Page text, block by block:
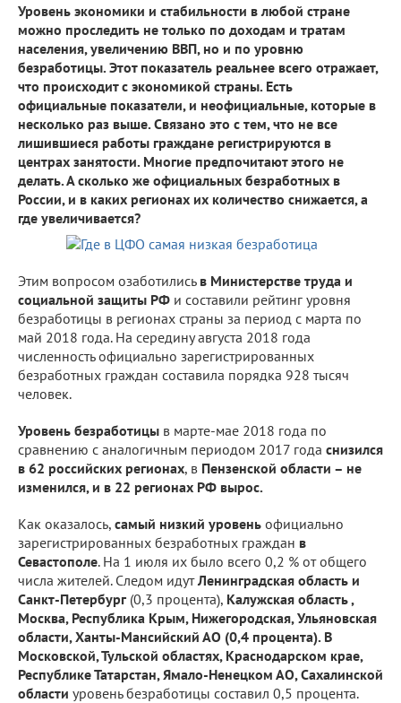
Уровень экономики и стабильности в любой стране
можно проследить не только по доходам и тратам
населения, увеличению ВВП, но и по уровню
безработицы. Этот показатель реальнее всего отражает,
что происходит с экономикой страны. Есть
официальные показатели, и неофициальные, которые в
несколько раз выше. Связано это с тем, что не все
лишившиеся работы граждане регистрируются в
центрах занятости. Многие предпочитают этого не
делать. А сколько же официальных безработных в
России, и в каких регионах их количество снижается, а
где увеличивается?
Этим вопросом озаботились в Министерстве труда и
социальной защиты РФ и составили рейтинг уровня
безработицы в регионах страны за период с марта по
май 2018 года. На середину августа 2018 года
численность официально зарегистрированных
безработных граждан составила порядка 928 тысяч
человек.
Уровень безработицы в марте-мае 2018 года по
сравнению с аналогичным периодом 2017 года снизился
в 62 российских регионах, в Пензенской области – не
изменился, и в 22 регионах РФ вырос.
Как оказалось, самый низкий уровень официально
зарегистрированных безработных граждан в
Севастополе. На 1 июля их было всего 0,2 % от общего
числа жителей. Следом идутЛенинградская область и
Санкт-Петербург (0,3 процента), Калужская область ,
Москва, Республика Крым, Нижегородская, Ульяновская
области, Ханты-Мансийский АО (0,4 процента). В
Московской, Тульской областях, Краснодарском крае,
Республике Татарстан, Ямало-Ненецком АО, Сахалинской
области уровень безработицы составил 0,5 процента.